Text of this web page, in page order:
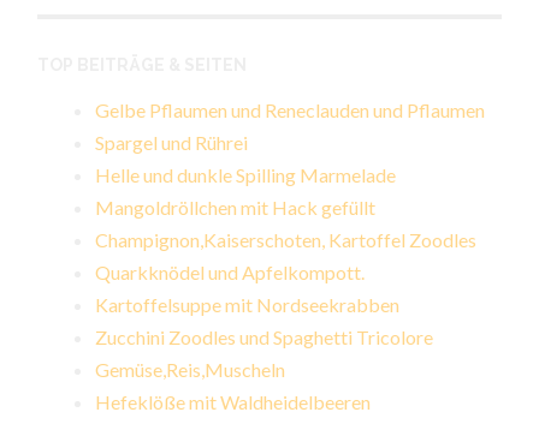
Gelbe Pflaumen und Reneclauden und Pflaumen
Spargel und Rührei
Helle und dunkle Spilling Marmelade
Mangoldröllchen mit Hack gefüllt
Champignon,Kaiserschoten, Kartoffel Zoodles
Quarkknödel und Apfelkompott.
Kartoffelsuppe mit Nordseekrabben
Zucchini Zoodles und Spaghetti Tricolore
Gemüse,Reis,Muscheln
Hefeklöße mit Waldheidelbeeren